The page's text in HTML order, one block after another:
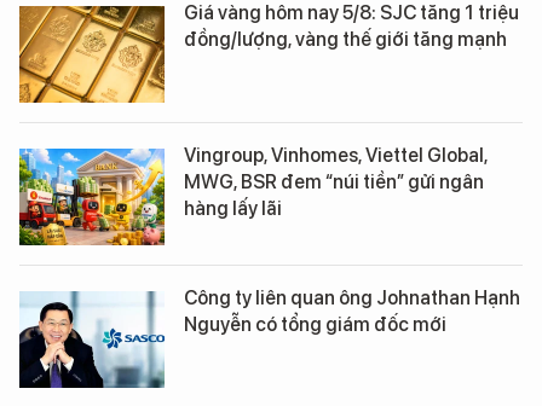
Giá vàng hôm nay 5/8: SJC tăng 1 triệu
đồng/lượng, vàng thế giới tăng mạnh
Vingroup, Vinhomes, Viettel Global,
MWG, BSR đem “núi tiền” gửi ngân
hàng lấy lãi
Công ty liên quan ông Johnathan Hạnh
Nguyễn có tổng giám đốc mới